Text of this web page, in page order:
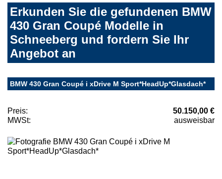
Erkunden Sie die gefundenen BMW
430 Gran Coupé Modelle in
Schneeberg und fordern Sie Ihr
Angebot an
BMW 430 Gran Coupé i xDrive M Sport*HeadUp*Glasdach*
Preis:
50.150,00 €
MWSt:
ausweisbar